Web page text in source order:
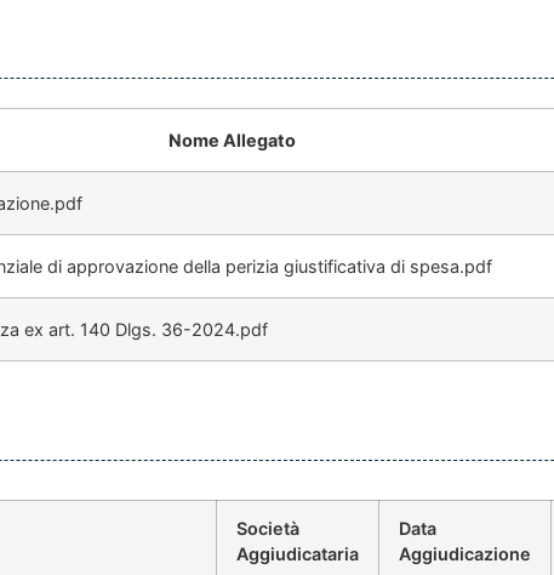
Nome Allegato
di approvazione della perizia giustificativa di spesa.pdf
ex art. 140 Dlgs. 36-2024.pdf
Società
Aggiudicataria
Data
Aggiudicazione